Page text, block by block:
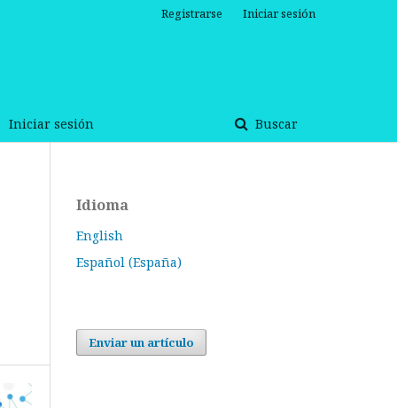
Iniciar sesión Buscar
Registrarse Iniciar sesión
Idioma
English
Español (España)
Enviar un artículo